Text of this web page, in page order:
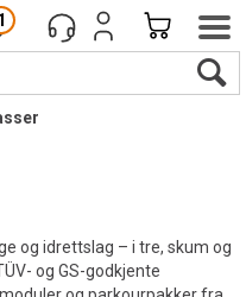
og idrettslag – i tre, skum og
og GS-godkjente